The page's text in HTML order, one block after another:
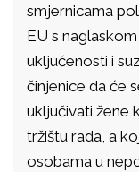
smjernicama
EU s
uključenosti i
činjenice da će
uključivati žene
tržištu rada, a
osobama u